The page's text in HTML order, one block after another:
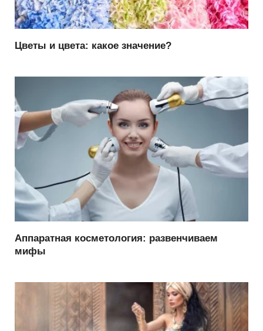
Цветы и цвета: какое значение?
Аппаратная косметология: развенчиваем
мифы